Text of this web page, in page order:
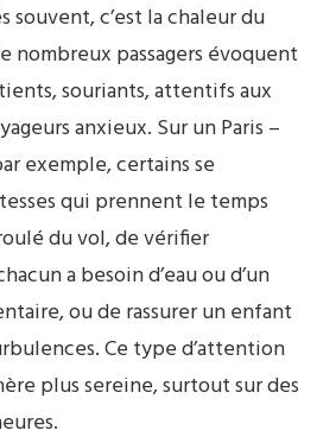
souvent, c’est la chaleur du
nombreux passagers évoquent
souriants, attentifs aux
anxieux. Sur un Paris –
exemple, certains se
qui prennent le temps
du vol, de vérifier
a besoin d’eau ou d’un
ou de rassurer un enfant
Ce type d’attention
plus sereine, surtout sur des